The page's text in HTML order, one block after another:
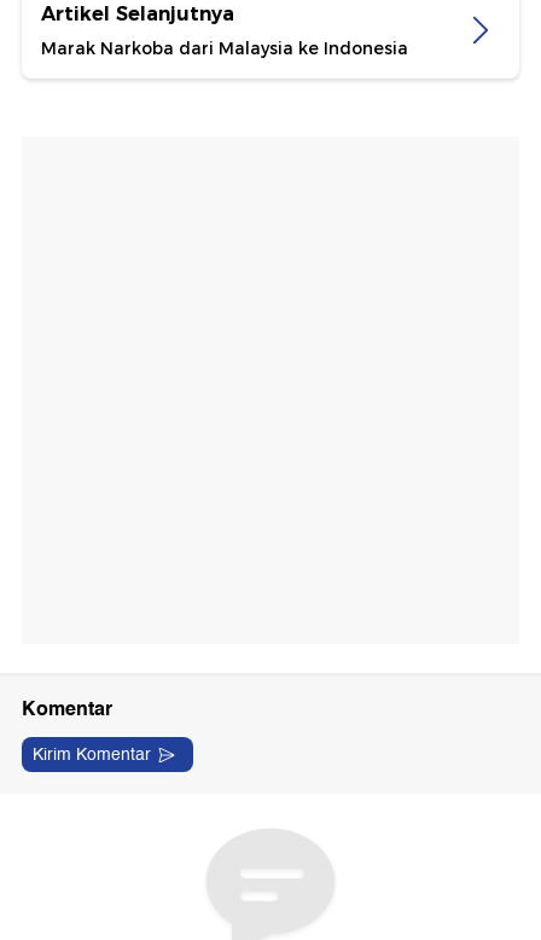
Artikel Selanjutnya
Marak Narkoba dari Malaysia ke Indonesia